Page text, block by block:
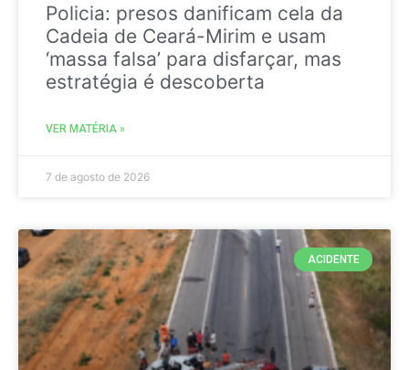
Policia: presos danificam cela da
Cadeia de Ceará-Mirim e usam
‘massa falsa’ para disfarçar, mas
estratégia é descoberta
VER MATÉRIA »
7 de agosto de 2026
ACIDENTE